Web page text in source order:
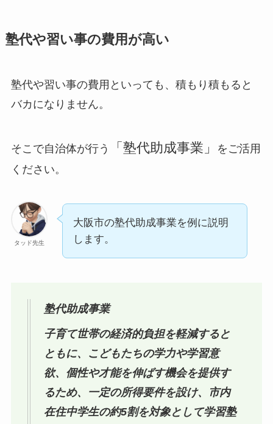
塾代や習い事の費用が高い
塾代や習い事の費用といっても、積もり積もると
バカになりません。
そこで自治体が行う 「塾代助成事業」
をご活用
ください。
タッド先生
大阪市の塾代助成事業を例に説明
します。
塾代助成事業
子育て世帯の経済的負担を軽減すると
ともに、こどもたちの学力や学習意
欲、個性や才能を伸ばす機会を提供す
るため、一定の所得要件を設け、市内
在住中学生の約5割を対象として学習塾